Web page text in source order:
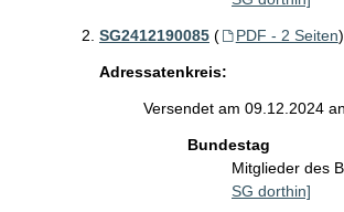
SG2412190085 ( PDF - 2 Seiten)
Adressatenkreis:
Versendet am 09.12.2024
Bundestag
Mitglieder des
SG dorthin]